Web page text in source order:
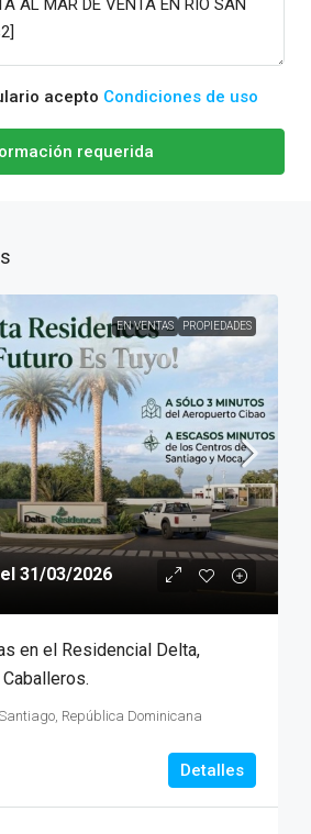
acepto Condiciones de uso
requerida
EN VENTAS PROPIEDADES
31/03/2026
en el Residencial Delta,
República Dominicana
Detalles